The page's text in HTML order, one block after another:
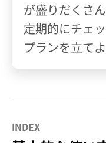
が盛りだくさん
定期的にチェ
プランを立てよ